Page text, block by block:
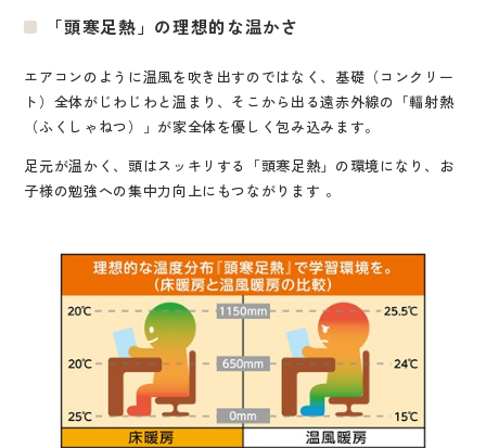
「頭寒足熱」の理想的な温かさ
エアコンのように温風を吹き出すのではなく、基礎（コンクリー
ト）全体がじわじわと温まり、そこから出る遠赤外線の「輻射熱
（ふくしゃねつ）」が家全体を優しく包み込みます。
足元が温かく、頭はスッキリする「頭寒足熱」の環境になり、お
子様の勉強への集中力向上にもつながります 。